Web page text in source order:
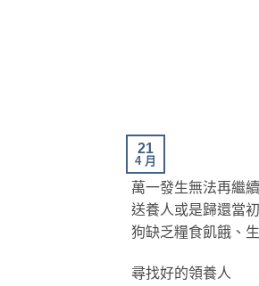
21
4 月
萬一發生無法再繼
送養人或是歸還當
狗缺乏糧食飢餓、
尋找好的領養人